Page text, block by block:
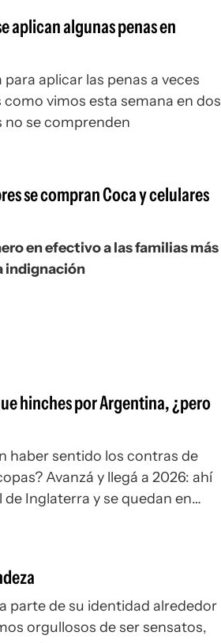
aplican algunas penas en
aplicar las penas a veces
vimos esta semana en dos
no se comprenden
se compran Coca y celulares
en efectivo a las familias más
indignación
hinches por Argentina, ¿pero
haber sentido los contras de
Avanzá y llegá a 2026: ahí
Inglaterra y se quedan en
parte de su identidad alrededor
orgullosos de ser sensatos,